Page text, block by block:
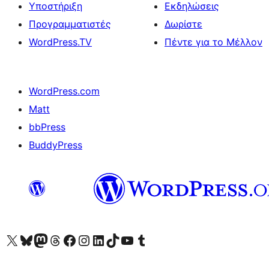
Υποστήριξη
Προγραμματιστές
WordPress.TV
Εκδηλώσεις
Δωρίστε
Πέντε για το Μέλλον
WordPress.com
Matt
bbPress
BuddyPress
Visit our X (formerly Twitter) account
Visit our Bluesky account
Επισκεφθείτε τον λογαριασμό μας στο Mastodon
Visit our Threads account
Επισκεφτείτε τη σελίδα μας στο Facebook
Επισκεφθείτε τον λογαριασμό μας Instagram
Επισκεφθείτε τον λογαριασμό μας LinkedIn
Visit our TikTok account
Visit our YouTube channel
Visit our Tumblr account